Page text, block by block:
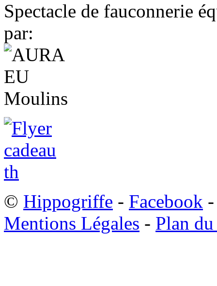
Spectacle de fauconnerie
par:
© Hippogriffe - Facebook
Mentions Légales - Plan